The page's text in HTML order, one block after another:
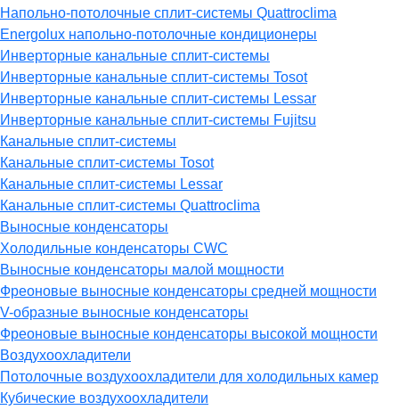
Напольно-потолочные сплит-системы Quattroclima
Energolux напольно-потолочные кондиционеры
Инверторные канальные сплит-системы
Инверторные канальные сплит-системы Tosot
Инверторные канальные сплит-системы Lessar
Инверторные канальные сплит-системы Fujitsu
Канальные сплит-системы
Канальные сплит-системы Tosot
Канальные сплит-системы Lessar
Канальные сплит-системы Quattroclima
Выносные конденсаторы
Холодильные конденсаторы CWC
Выносные конденсаторы малой мощности
Фреоновые выносные конденсаторы средней мощности
V-образные выносные конденсаторы
Фреоновые выносные конденсаторы высокой мощности
Воздухоохладители
Потолочные воздухоохладители для холодильных камер
Кубические воздухоохладители